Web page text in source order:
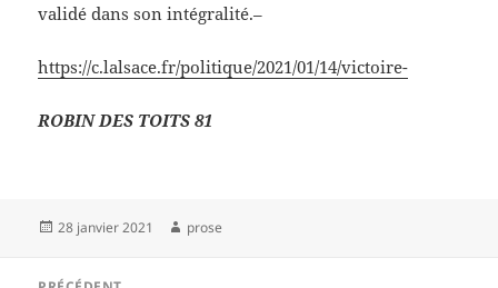
validé dans son intégralité.–
https://c.lalsace.fr/politique/2021/01/14/victoire-
ROBIN DES TOITS 81
Publié
28 janvier 2021 Auteur
prose